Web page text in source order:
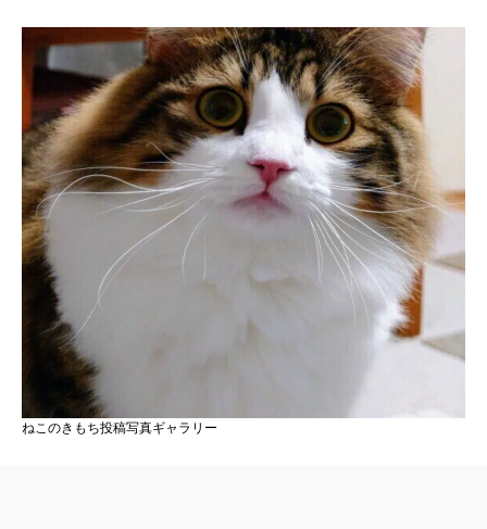
ねこのきもち投稿写真ギャラリー